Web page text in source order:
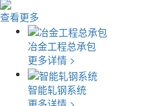
查看更多
冶金工程总承包
更多详情 >
智能轧钢系统
更多详情 >